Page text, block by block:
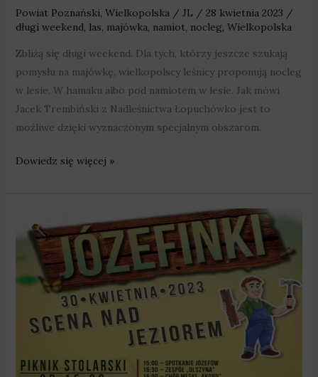
Powiat Poznański, Wielkopolska/ JL / 28 kwietnia 2023 /
długi weekend, las, majówka, namiot, nocleg, Wielkopolska
Zbliżą się długi weekend. Dla tych, którzy jeszcze szukają
pomysłu na majówkę, wielkopolscy leśnicy proponują nocleg
w lesie. W hamaku albo pod namiotem w lesie. Jak mówi
Jacek Trembiński z Nadleśnictwa Łopuchówko jest to
możliwe dzięki wyznaczonym specjalnym obszarom.
Dowiedz się więcej »
zaprasza
„Józefinki”